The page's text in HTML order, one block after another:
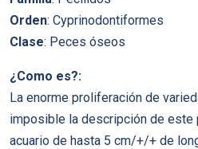
Orden: Cyprinodontiformes
Clase: Peces óseos
¿Como es?:
La enorme proliferación de
imposible la descripción de este
acuario de hasta 5 cm/+/+ de